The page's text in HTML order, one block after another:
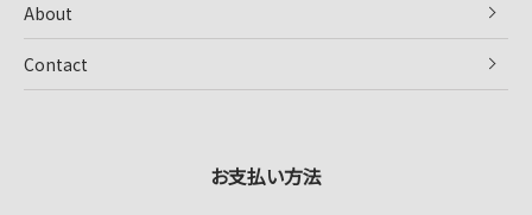
About
Contact
お支払い方法